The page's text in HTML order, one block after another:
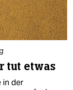
tut etwas
in der